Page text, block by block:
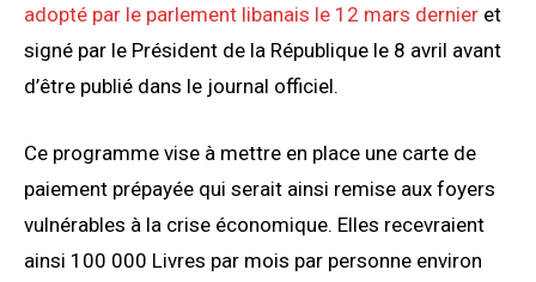
adopté par le parlement libanais le 12 mars dernier et
signé par le Président de la République le 8 avril avant
d’être publié dans le journal officiel.
Ce programme vise à mettre en place une carte de
paiement prépayée qui serait ainsi remise aux foyers
vulnérables à la crise économique. Elles recevraient
ainsi 100 000 Livres par mois par personne environ